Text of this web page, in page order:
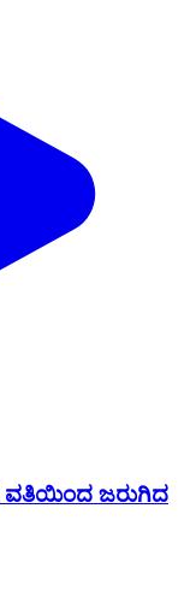
ವತಿಯಿಂದ ಜರುಗಿದ